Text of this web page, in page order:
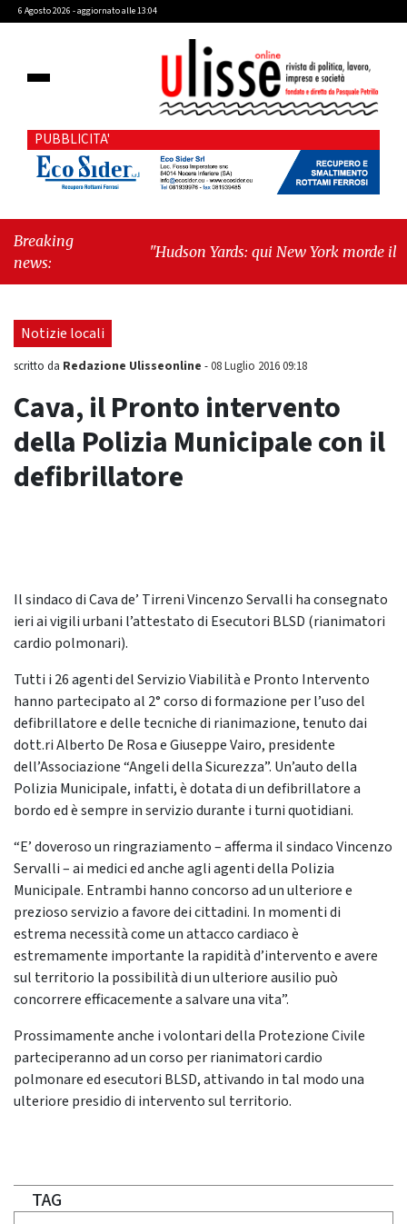
6 Agosto 2026 - aggiornato alle 13:04
PUBBLICITA'
Breaking
news:
"Hudson Yards: qui New York morde il
Notizie locali
scritto da Redazione Ulisseonline -08 Luglio 2016 09:18
Cava, il Pronto intervento
della Polizia Municipale con il
defibrillatore
Il sindaco di Cava de’ Tirreni Vincenzo Servalli ha consegnato
ieri ai vigili urbani l’attestato di Esecutori BLSD (rianimatori
cardio polmonari).
Tutti i 26 agenti del Servizio Viabilità e Pronto Intervento
hanno partecipato al 2° corso di formazione per l’uso del
defibrillatore e delle tecniche di rianimazione, tenuto dai
dott.ri Alberto De Rosa e Giuseppe Vairo, presidente
dell’Associazione “Angeli della Sicurezza”. Un’auto della
Polizia Municipale, infatti, è dotata di un defibrillatore a
bordo ed è sempre in servizio durante i turni quotidiani.
“E’ doveroso un ringraziamento – afferma il sindaco Vincenzo
Servalli – ai medici ed anche agli agenti della Polizia
Municipale. Entrambi hanno concorso ad un ulteriore e
prezioso servizio a favore dei cittadini. In momenti di
estrema necessità come un attacco cardiaco è
estremamente importante la rapidità d’intervento e avere
sul territorio la possibilità di un ulteriore ausilio può
concorrere efficacemente a salvare una vita”.
Prossimamente anche i volontari della Protezione Civile
parteciperanno ad un corso per rianimatori cardio
polmonare ed esecutori BLSD, attivando in tal modo una
ulteriore presidio di intervento sul territorio.
TAG